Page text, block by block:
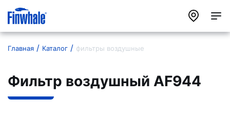
Главная Каталог фильтры воздушные
Фильтр воздушный AF944